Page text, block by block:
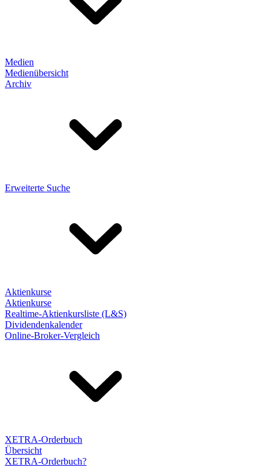
Medien
Medienübersicht
Archiv
Erweiterte Suche
Aktienkurse
Aktienkurse
Realtime-Aktienkursliste (L&S)
Dividendenkalender
Online-Broker-Vergleich
XETRA-Orderbuch
Übersicht
XETRA-Orderbuch?